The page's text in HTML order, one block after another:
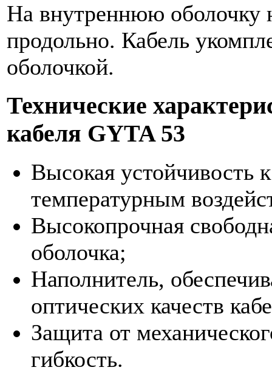
На внутреннюю оболочку
продольно. Кабель
оболочкой.
Технические
кабеля GYTA 53
Высокая устойчивость
температурным
Высокопрочная
оболочка;
Наполнитель,
оптических качеств
Защита от
гибкость.